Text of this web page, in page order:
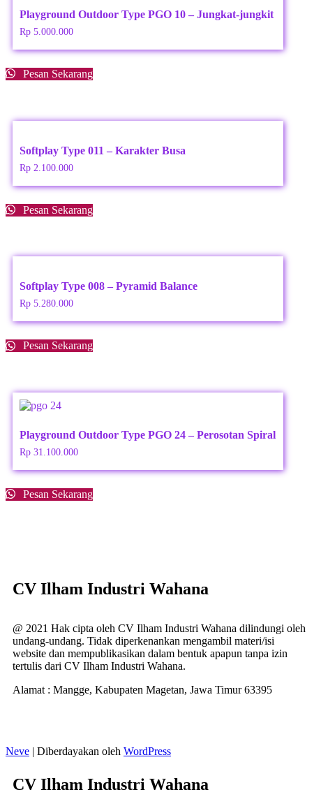
Playground Outdoor Type PGO 10 – Jungkat-jungkit
Rp 5.000.000
Pesan Sekarang
Softplay Type 011 – Karakter Busa
Rp 2.100.000
Pesan Sekarang
Softplay Type 008 – Pyramid Balance
Rp 5.280.000
Pesan Sekarang
Playground Outdoor Type PGO 24 – Perosotan Spiral
Rp 31.100.000
Pesan Sekarang
CV Ilham Industri Wahana
@ 2021 Hak cipta oleh CV Ilham Industri Wahana dilindungi oleh
undang-undang. Tidak diperkenankan mengambil materi/isi
website dan mempublikasikan dalam bentuk apapun tanpa izin
tertulis dari CV Ilham Industri Wahana.
Alamat : Mangge, Kabupaten Magetan, Jawa Timur 63395
Neve | Diberdayakan oleh WordPress
CV Ilham Industri Wahana